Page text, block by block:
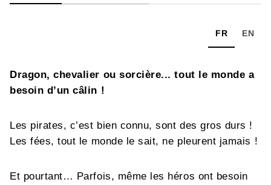
FR EN
Dragon, chevalier ou sorcière... tout le monde a
besoin d’un câlin !
Les pirates, c’est bien connu, sont des gros durs !
Les fées, tout le monde le sait, ne pleurent jamais !
Et pourtant… Parfois, même les héros ont besoin